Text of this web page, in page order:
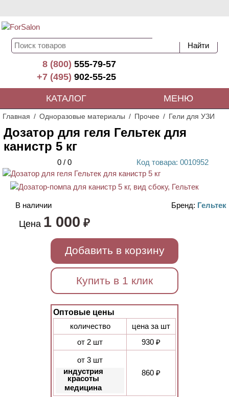
8 (800)555-79-57
+7 (495)902-55-25
КАТАЛОГ МЕНЮ
Главная Одноразовые материалы Прочее Гели для УЗИ
Дозатор для геля Гельтек для
канистр 5 кг
0 / 0 Код товара: 0010952
В наличии Бренд: Гельтек
Цена 1 000 ₽
Добавить в корзину
Купить в 1 клик
Оптовые цены
количество
цена за шт
от 2 шт
930 ₽
от 3 шт
индустрия
красоты
медицина
860 ₽